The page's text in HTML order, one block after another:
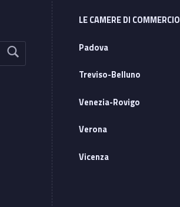
LE CAMERE DI COMMERCIO
Padova
Treviso-Belluno
Venezia-Rovigo
Verona
Vicenza